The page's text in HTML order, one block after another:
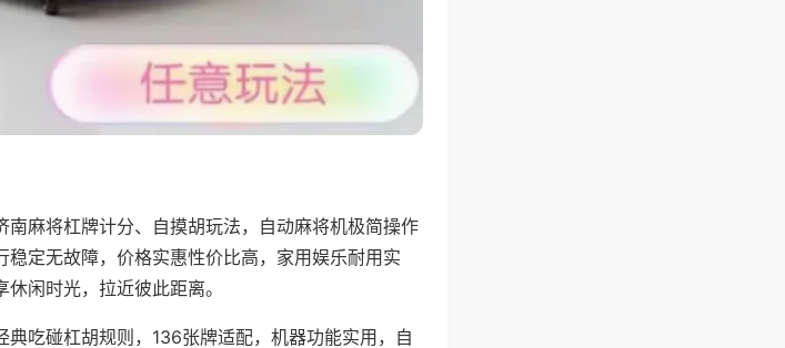
南麻将杠牌计分、自摸胡玩法，自动麻将机极简操作
定无故障，价格实惠性价比高，家用娱乐耐用实
闲时光，拉近彼此距离。
吃碰杠胡规则，136张牌适配，机器功能实用，自